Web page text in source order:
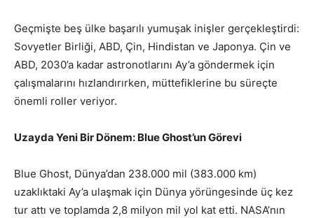
Geçmişte beş ülke başarılı yumuşak inişler gerçekleştirdi:
Sovyetler Birliği, ABD, Çin, Hindistan ve Japonya. Çin ve
ABD, 2030’a kadar astronotlarını Ay’a göndermek için
çalışmalarını hızlandırırken, müttefiklerine bu süreçte
önemli roller veriyor.
Uzayda Yeni Bir Dönem: Blue Ghost’un Görevi
Blue Ghost, Dünya’dan 238.000 mil (383.000 km)
uzaklıktaki Ay’a ulaşmak için Dünya yörüngesinde üç kez
tur attı ve toplamda 2,8 milyon mil yol kat etti. NASA’nın